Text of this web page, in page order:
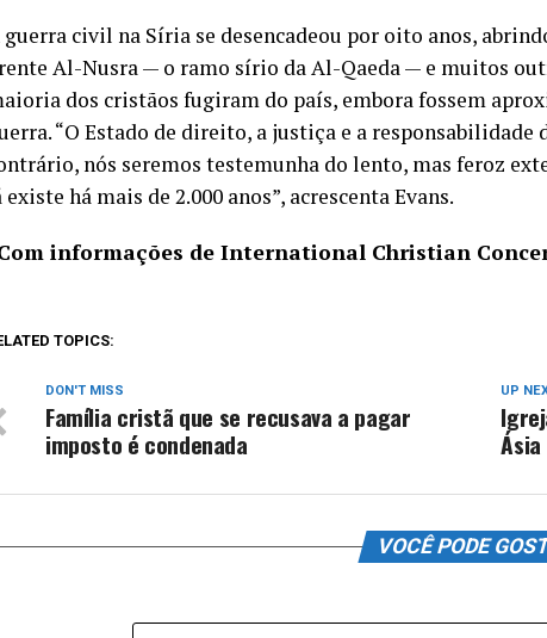
guerra civil na Síria se desencadeou por oito anos,
Al-Nusra — o ramo sírio da Al-Qaeda — e muitos
dos cristãos fugiram do país, embora fossem
“O Estado de direito, a justiça e a responsabilidade
nós seremos testemunha do lento, mas feroz
existe há mais de 2.000 anos”, acrescenta Evans.
informações de International Christian
TOPICS:
UP
Ásia
DON'T MISS
Família cristã que se recusava a pagar
imposto é condenada
VOCÊ PODE